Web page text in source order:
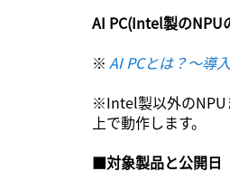
AI PC(Intel製のNPU
※ AI PCとは？～導
※Intel製以外のNPU
上で動作します。
■対象製品と公開日